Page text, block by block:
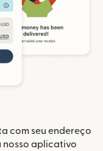
com seu endereço
em uma nova
nosso aplicativo